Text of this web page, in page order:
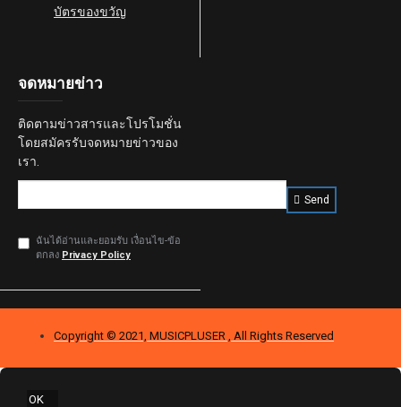
25,350.00฿ 39,000.00฿
Buy Now Question